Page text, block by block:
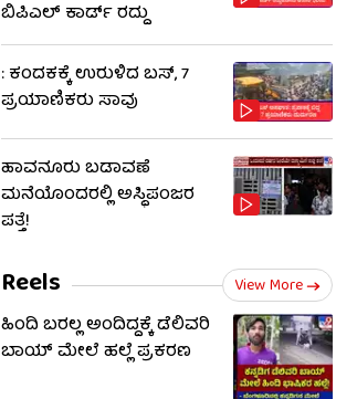
ಬಿಪಿಎಲ್ ಕಾರ್ಡ್ ರದ್ದು
: ಕಂದಕಕ್ಕೆ ಉರುಳಿದ ಬಸ್, 7
ಪ್ರಯಾಣಿಕರು ಸಾವು
ಹಾವನೂರು ಬಡಾವಣೆ
ಮನೆಯೊಂದರಲ್ಲಿ ಅಸ್ಥಿಪಂಜರ
ಪತ್ತೆ!
Reels View More
ಹಿಂದಿ ಬರಲ್ಲ ಅಂದಿದ್ದಕ್ಕೆ ಡೆಲಿವರಿ
ಬಾಯ್‌ ಮೇಲೆ ಹಲ್ಲೆ ಪ್ರಕರಣ